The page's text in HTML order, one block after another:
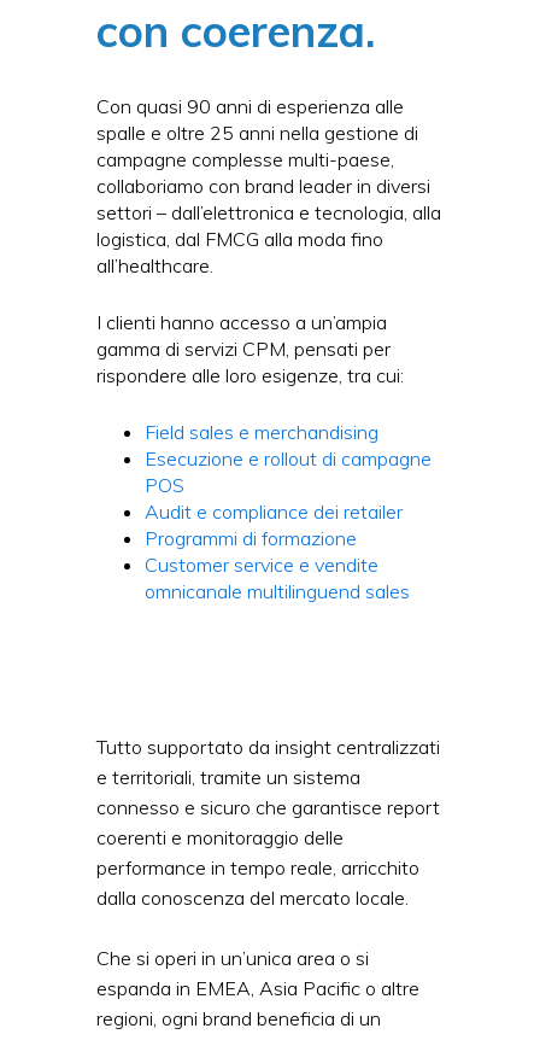
con coerenza.
Con quasi 90 anni di esperienza alle
spalle e oltre 25 anni nella gestione di
campagne complesse multi-paese,
collaboriamo con brand leader in diversi
settori – dall’elettronica e tecnologia, alla
logistica, dal FMCG alla moda fino
all’healthcare.
I clienti hanno accesso a un’ampia
gamma di servizi CPM, pensati per
rispondere alle loro esigenze, tra cui:
Field sales e merchandising
Esecuzione e rollout di campagne
POS
Audit e compliance dei retailer
Programmi di formazione
Customer service e vendite
omnicanale multilinguend sales
Tutto supportato da insight centralizzati
e territoriali, tramite un sistema
connesso e sicuro che garantisce report
coerenti e monitoraggio delle
performance in tempo reale, arricchito
dalla conoscenza del mercato locale.
Che si operi in un’unica area o si
espanda in EMEA, Asia Pacific o altre
regioni, ogni brand beneficia di un